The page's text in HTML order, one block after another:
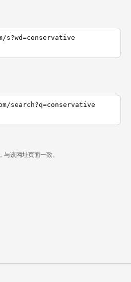
s?wd=conservative
search?q=conservative
该网址页面一致。